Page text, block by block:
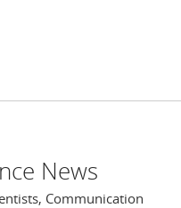
News
Communication